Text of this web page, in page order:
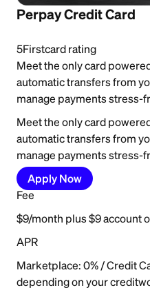
Perpay Credit Card
5Firstcard rating
Meet the only card
automatic transfers from
manage payments stress-
Meet the only card
automatic transfers from
manage payments stress-
Apply Now
Fee
$9/month plus $9 account
APR
Marketplace: 0% / Credit
depending on your